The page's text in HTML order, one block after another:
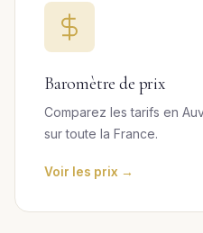
Baromètre de prix
Comparez les tarifs en
sur toute la France.
Voir les prix →